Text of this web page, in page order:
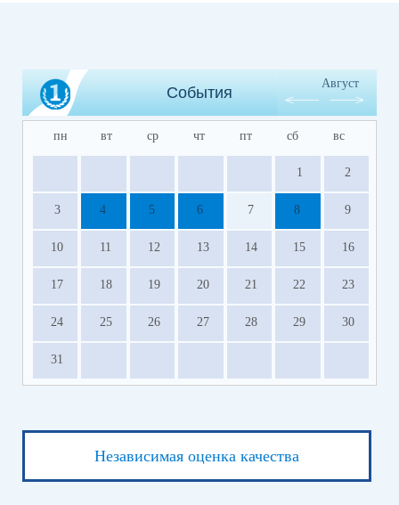
События
Август
пн вт ср чт пт сб вс
1 2
3 4 5 6 7 8 9
10 11 12 13 14 15 16
17 18 19 20 21 22 23
24 25 26 27 28 29 30
31
Независимая оценка качества